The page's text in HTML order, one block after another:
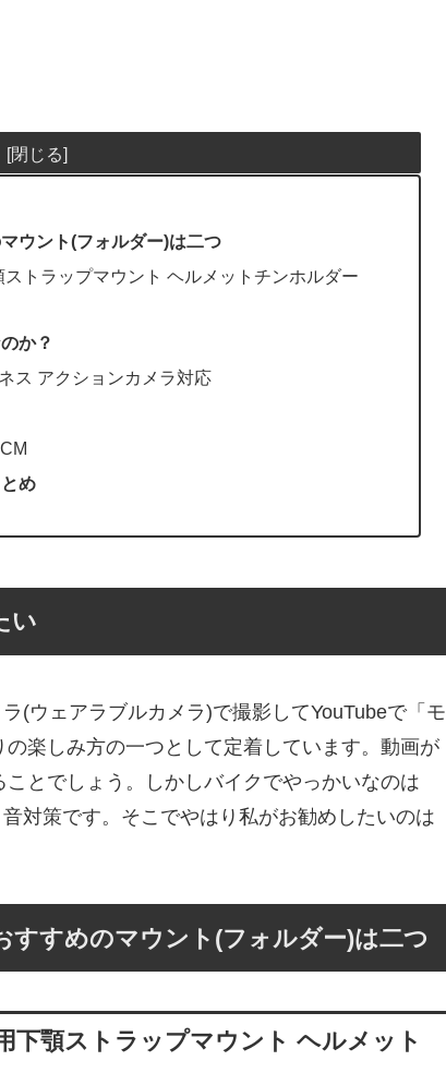
ウント(フォルダー)は二つ
トラップマウント ヘルメットチンホルダー
か？
ス アクションカメラ対応
め
い
(ウェアラブルカメラ)で撮影してYouTubeで「モ
楽しみ方の一つとして定着しています。動画が
とでしょう。しかしバイクでやっかいなのは
対策です。そこでやはり私がお勧めしたいのは
すすめのマウント(フォルダー)は二つ
下顎ストラップマウント ヘルメット